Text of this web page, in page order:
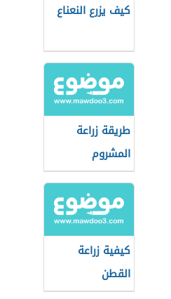
كيف يزرع النعناع
طريقة زراعة
المشروم
كيفية زراعة
القطن